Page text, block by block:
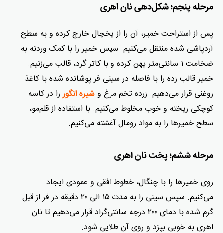
مرحله پنجم؛ شکل‌دهی نان اهری
پس از استراحت خمیر، آن را از یخچال خارج کرده و به سطح
آردپاشی شده منتقل می‌کنیم. سپس خمیر را با کمک وردنه به
ضخامت ۱ سانتی‌متر پهن کرده و با کاتر گرد، قالب می‌زنیم.
خمیر قالب زده را با فاصله در سینی فر پوشانده شده با کاغذ
روغنی قرار می‌دهیم. زرده تخم مرغ و شیره انگوررا در کاسه
کوچکی ریخته و خوب مخلوط می‌کنیم. با استفاده از قلم‌مو،
سطح خمیرها را به مواد رومال آغشته می‌کنیم.
مرحله ششم؛ پخت نان اهری
روی خمیرها را با چنگال، خطوط افقی و عمودی ایجاد
می‌کنیم. سپس سینی را به مدت ۱۵ الی ۲۰ دقیقه در فر از قبل
گرم شده با دمای ۲۰۰ درجه سانتی‌گراد قرار می‌دهیم تا نان
اهری به خوبی بپزد و روی آن طلایی شود.